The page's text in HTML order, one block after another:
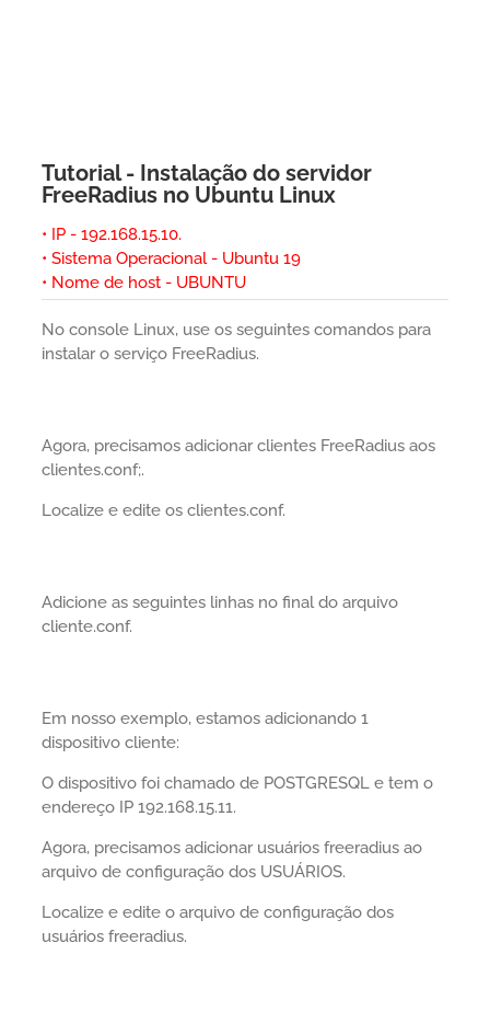
Tutorial - Instalação do servidor
FreeRadius no Ubuntu Linux
• IP - 192.168.15.10.
• Sistema Operacional - Ubuntu 19
• Nome de host - UBUNTU
No console Linux, use os seguintes comandos para
instalar o serviço FreeRadius.
Agora, precisamos adicionar clientes FreeRadius aos
clientes.conf;.
Localize e edite os clientes.conf.
Adicione as seguintes linhas no final do arquivo
cliente.conf.
Em nosso exemplo, estamos adicionando 1
dispositivo cliente:
O dispositivo foi chamado de POSTGRESQL e tem o
endereço IP 192.168.15.11.
Agora, precisamos adicionar usuários freeradius ao
arquivo de configuração dos USUÁRIOS.
Localize e edite o arquivo de configuração dos
usuários freeradius.